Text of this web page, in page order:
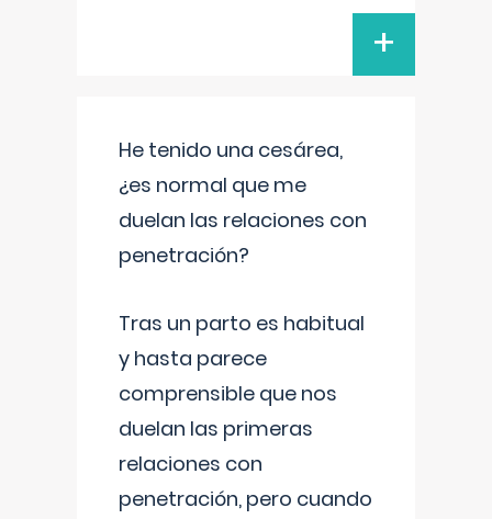
+
He tenido una cesárea,
¿es normal que me
duelan las relaciones con
penetración?
Tras un parto es habitual
y hasta parece
comprensible que nos
duelan las primeras
relaciones con
penetración, pero cuando